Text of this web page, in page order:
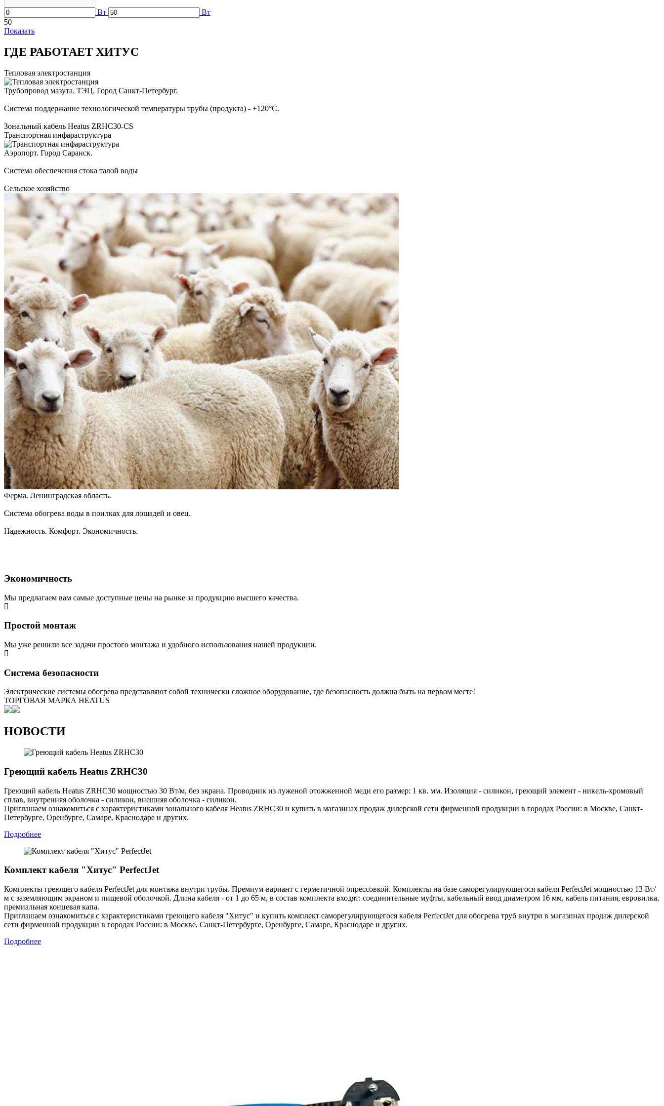
Вт
Вт
50
Показать
ГДЕ РАБОТАЕТ ХИТУС
Тепловая электростанция
Трубопровод мазута. ТЭЦ. Город Санкт-Петербург.
Система поддержание технологической температуры трубы (продукта) - +120°С.
Зональный кабель Heatus ZRHC30-CS
Транспортная инфараструктура
Аэропорт. Город Саранск.
Система обеспечения стока талой воды
Сельское хозяйство
Ферма. Ленинградская область.
Система обогрева воды в поилках для лошадей и овец.
Надежность. Комфорт. Экономичность.
Экономичность
Мы предлагаем вам самые доступные цены на рынке за продукцию высшего качества.
Простой монтаж
Мы уже решили все задачи простого монтажа и удобного использования нашей продукции.
Система безопасности
Электрические системы обогрева представляют собой технически сложное оборудование, где безопасность должна быть на первом месте!
ТОРГОВАЯ МАРКА HEATUS
НОВОСТИ
Греющий кабель Heatus ZRHC30
Греющий кабель Heatus ZRHC30 мощностью 30 Вт/м, без экрана. Проводник из луженой отожженной меди его размер: 1 кв. мм. Изоляция - силикон, греющий элемент - никель-хромовый
сплав, внутренняя оболочка - силикон, внешняя оболочка - силикон.
Приглашаем ознакомиться с характеристиками зонального кабеля Heatus ZRHC30 и купить в магазинах продаж дилерской сети фирменной продукции в городах России: в Москве, Санкт-
Петербурге, Оренбурге, Самаре, Краснодаре и других.
Подробнее
Комплект кабеля "Хитус" PerfectJet
Комплекты греющего кабеля PerfectJet для монтажа внутри трубы. Премиум-вариант с герметичной опрессовкой. Комплекты на базе саморегулирующегося кабеля PerfectJet мощностью 13 Вт/
м с заземляющим экраном и пищевой оболочкой. Длина кабеля - от 1 до 65 м, в состав комплекта входят: соединительные муфты, кабельный ввод диаметром 16 мм, кабель питания, евровилка,
премиальная концевая капа.
Приглашаем ознакомиться с характеристиками греющего кабеля "Хитус" и купить комплект саморегулирующегося кабеля PerfectJet для обогрева труб внутри в магазинах продаж дилерской
сети фирменной продукции в городах России: в Москве, Санкт-Петербурге, Оренбурге, Самаре, Краснодаре и других.
Подробнее